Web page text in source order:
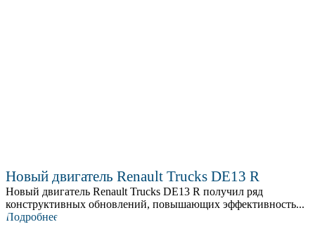
Новый двигатель Renault Trucks DE13 R
Новый двигатель Renault Trucks DE13 R получил ряд
конструктивных обновлений, повышающих эффективность...
Подробнее